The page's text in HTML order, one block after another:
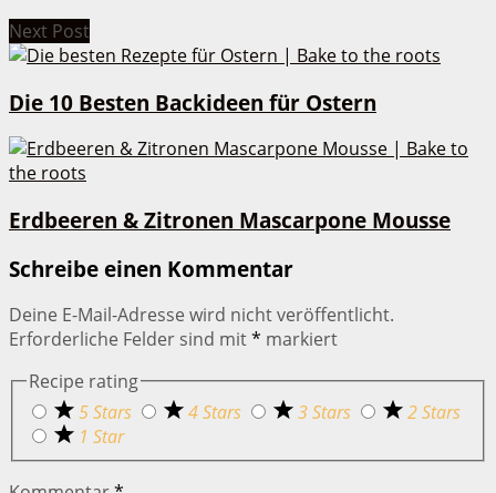
Next Post
Die 10 Besten Backideen für Ostern
Erdbeeren & Zitronen Mascarpone Mousse
Schreibe einen Kommentar
Deine E-Mail-Adresse wird nicht veröffentlicht.
Erforderliche Felder sind mit* markiert
Recipe rating
5 Stars
4 Stars 3 Stars
2 Stars
1 Star